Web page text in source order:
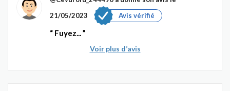
21/05/2023
Avis vérifié
Fuyez...
Voir plus d’avis